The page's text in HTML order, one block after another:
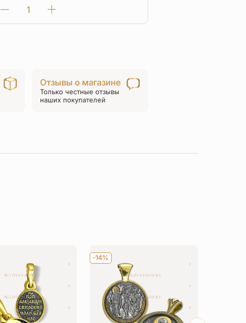
Количество
товара
серебро/
золочение
Отзывы о магазине
Только честные отзывы
наших покупателей
-14%